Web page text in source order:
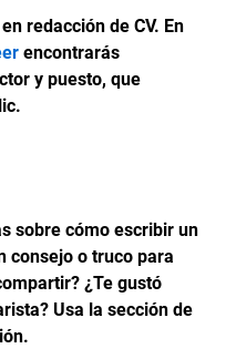
redacción de CV. En
encontrarás
y puesto, que
sobre cómo escribir un
consejo o truco para
¿Te gustó
Usa la sección de